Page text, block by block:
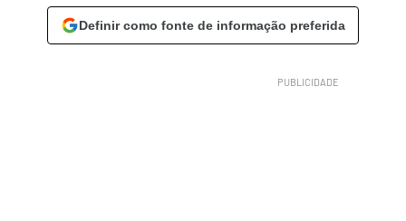
Definir como fonte de informação preferida